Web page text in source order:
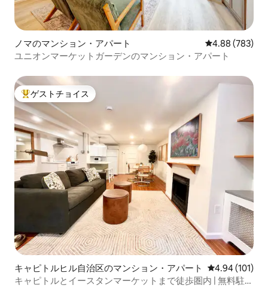
ノマのマンション・アパート レビュー783
4.88 (783)
ユニオンマーケットガーデンのマンション・アパート
大好評のゲストチョイスです。
ゲストチョイス
キャピトルヒル自治区のマンション・アパート レビュー101
4.94 (101)
キャピトルとイースタンマーケットまで徒歩圏内 | 無料駐車